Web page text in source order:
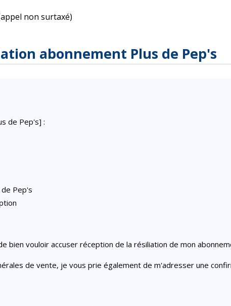
non surtaxé)
abonnement Plus de Pep's
de Pep's] :
Pep's
bien vouloir accuser réception de la résiliation de mon
de vente, je vous prie également de m'adresser une